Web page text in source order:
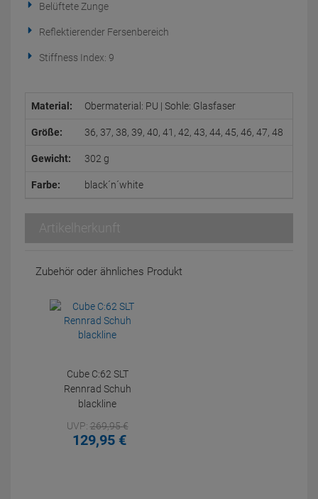
Belüftete Zunge
Reflektierender Fersenbereich
Stiffness Index: 9
Material: Obermaterial: PU | Sohle: Glasfaser
Größe: 36, 37, 38, 39, 40, 41, 42, 43, 44, 45, 46, 47, 48
Gewicht: 302 g
Farbe: black´n´white
Artikelherkunft
Zubehör oder ähnliches Produkt
Cube C:62 SLT
Rennrad Schuh
blackline
UVP:269,95€
129,95 €